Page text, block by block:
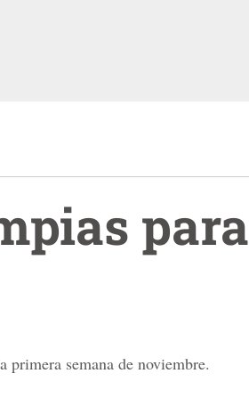
para
primera semana de noviembre.